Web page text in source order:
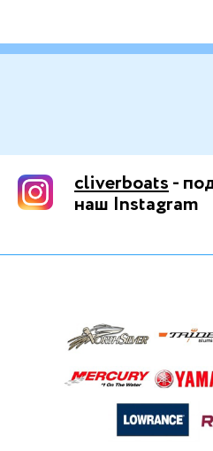
cliverboats-
наш Instagram